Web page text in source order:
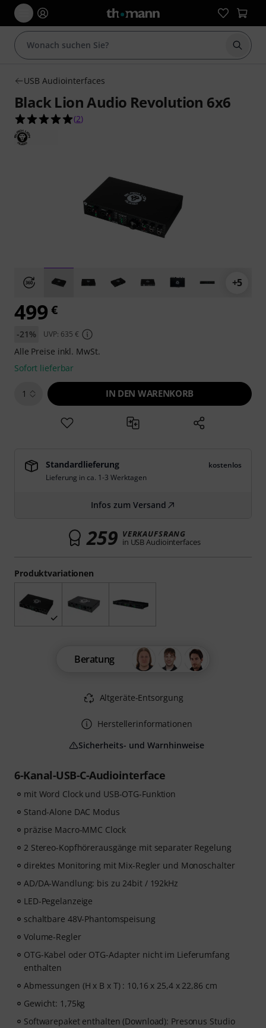
Suche
USB Audiointerfaces
Black Lion Audio Revolution 6x6
5.0 von 5 Sternen aus 2 Kundenbewertungen
(2)
+5
6-Kanal-USB-C-Audiointerface
mit Word Clock und USB-OTG-Funktion
Stand-Alone DAC Modus
präzise Macro-MMC Clock
2 Stereo-Kopfhörerausgänge mit separater Regelung
direktes Monitoring mit Mix-Regler und Monoschalter
AD/DA-Wandlung: bis zu 24bit / 192kHz
LED-Pegelanzeige
schaltbare 48V-Phantomspeisung
Volume-Regler
OTG-Kabel oder OTG-Adapter nicht im Lieferumfang
enthalten
Abmessungen (H x B x T) : 10,16 x 25,4 x 22,86 cm
Gewicht: 1,75kg
Softwarepaket enthalten (Download): Presonus Studio
Produktvariationen
499 €
-21% UVP: 635 €
Alle Preise inkl. MwSt.
Sofort lieferbar
1 IN DEN WARENKORB
Standardlieferung
kostenlos
Lieferung in ca. 1-3 Werktagen
Infos zum Versand
259 VERKAUFSRANG
in USB Audiointerfaces
Beratung
Altgeräte-Entsorgung
Herstellerinformationen
Sicherheits- und Warnhinweise